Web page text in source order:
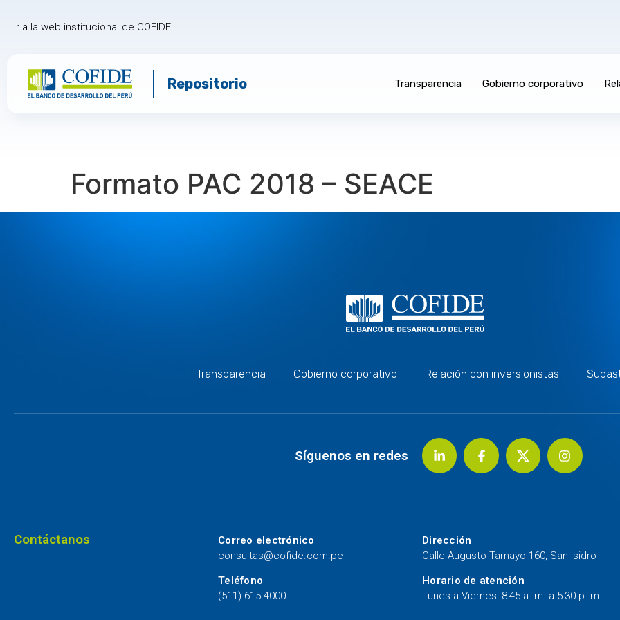
Ir a la web institucional de COFIDE
Repositorio Transparencia Gobierno corporativo
Formato PAC 2018 – SEACE
Transparencia Gobierno corporativo Relación con inversionistas
Síguenos en redes
Contáctanos
Correo electrónico
consultas@cofide.com.pe
Teléfono
(511) 615-4000
Dirección
Calle Augusto Tamayo 160, San Isidro
Horario de atención
Lunes a Viernes: 8:45 a. m. a 5:30 p. m.